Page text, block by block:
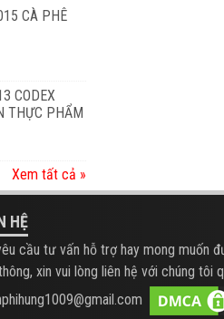
CÀ PHÊ
CODEX
THỰC PHẨM
Xem tất cả »
HỆ
cầu tư vấn hỗ trợ hay mong muốn
xin vui lòng liên hệ với chúng tôi